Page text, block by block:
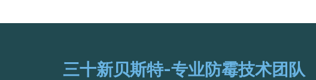
三十新贝斯特-专业防霉技术团队